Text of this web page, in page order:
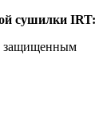
сушилки IRT:
защищенным